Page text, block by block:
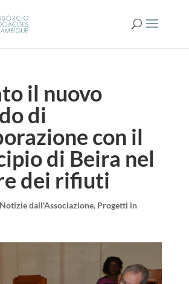
il nuovo
di
con il
di Beira nel
dei rifiuti
Notizie dall'Associazione, Progetti in